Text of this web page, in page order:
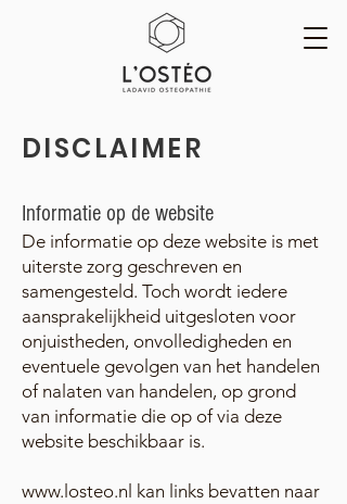
DISCLAIMER
Informatie op de website
De informatie op deze website is met
uiterste zorg geschreven en
samengesteld. Toch wordt iedere
aansprakelijkheid uitgesloten voor
onjuistheden, onvolledigheden en
eventuele gevolgen van het handelen
of nalaten van handelen, op grond
van informatie die op of via deze
website beschikbaar is.
www.losteo.nl kan links bevatten naar